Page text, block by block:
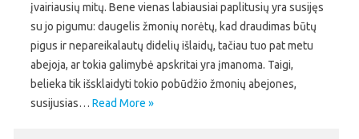
įvairiausių mitų. Bene vienas labiausiai paplitusių yra susijęs
su jo pigumu: daugelis žmonių norėtų, kad draudimas būtų
pigus ir nepareikalautų didelių išlaidų, tačiau tuo pat metu
abejoja, ar tokia galimybė apskritai yra įmanoma. Taigi,
belieka tik išsklaidyti tokio pobūdžio žmonių abejones,
susijusias… Read More »